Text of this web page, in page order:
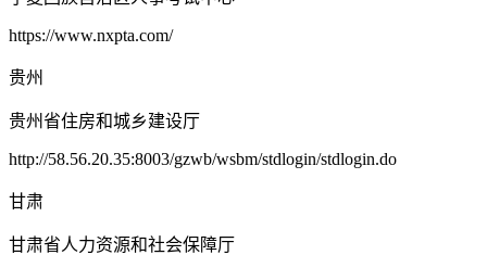
https://www.nxpta.com/
贵州
贵州省住房和城乡建设厅
http://58.56.20.35:8003/gzwb/wsbm/stdlogin/stdlogin.do
甘肃
甘肃省人力资源和社会保障厅